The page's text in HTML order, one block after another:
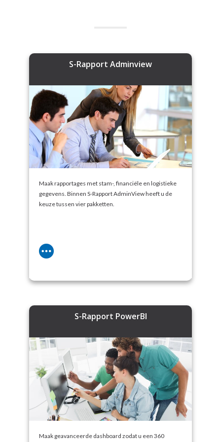
S-Rapport Adminview
Maak rapportages met stam-, financiële en logistieke
gegevens. Binnen S-Rapport AdminView heeft u de
keuze tussen vier pakketten.
S-Rapport PowerBI
Maak geavanceerde dashboard zodat u een 360